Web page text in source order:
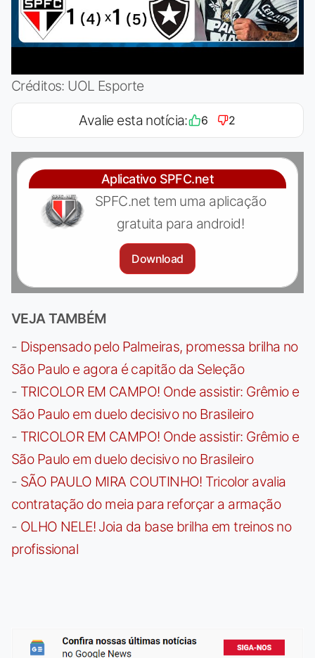
Créditos: UOL Esporte
Avalie esta notícia: 6 2
Aplicativo SPFC.net
SPFC.net tem uma aplicação
gratuita para android!
Download
VEJA TAMBÉM
- Dispensado pelo Palmeiras, promessa brilha no
São Paulo e agora é capitão da Seleção
- TRICOLOR EM CAMPO! Onde assistir: Grêmio e
São Paulo em duelo decisivo no Brasileiro
- TRICOLOR EM CAMPO! Onde assistir: Grêmio e
São Paulo em duelo decisivo no Brasileiro
- SÃO PAULO MIRA COUTINHO! Tricolor avalia
contratação do meia para reforçar a armação
- OLHO NELE! Joia da base brilha em treinos no
profissional